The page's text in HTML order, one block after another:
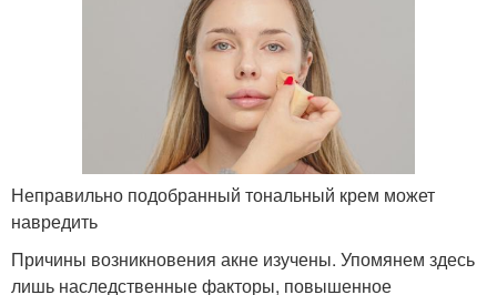
Неправильно подобранный тональный крем может
навредить
Причины возникновения акне изучены. Упомянем здесь
лишь наследственные факторы, повышенное